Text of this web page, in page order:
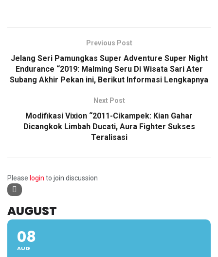
Previous Post
Jelang Seri Pamungkas Super Adventure Super Night
Endurance “2019: Malming Seru Di Wisata Sari Ater
Subang Akhir Pekan ini, Berikut Informasi Lengkapnya
Next Post
Modifikasi Vixion “2011-Cikampek: Kian Gahar
Dicangkok Limbah Ducati, Aura Fighter Sukses
Teralisasi
Please login to join discussion
AUGUST
08
AUG